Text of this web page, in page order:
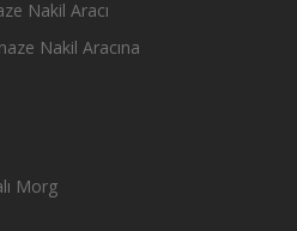
Nakil Aracı
Nakil Aracına
Morg